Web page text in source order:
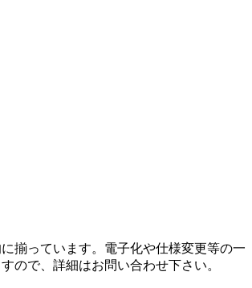
揃っています。電子化や仕様変更等の一
ので、詳細はお問い合わせ下さい。